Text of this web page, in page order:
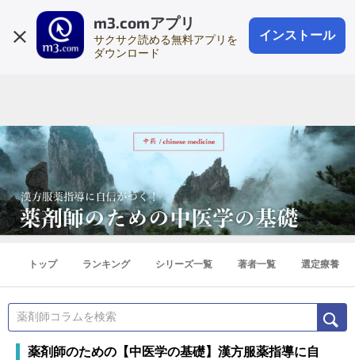
m3.comアプリ
サクサク読める無料アプリを
ダウンロード
インストール
会員登録
登録1分
トップ ランキング シリーズ一覧 著者一覧 選定療養
薬剤師のための【中医学の基礎】漢方服薬指導に自